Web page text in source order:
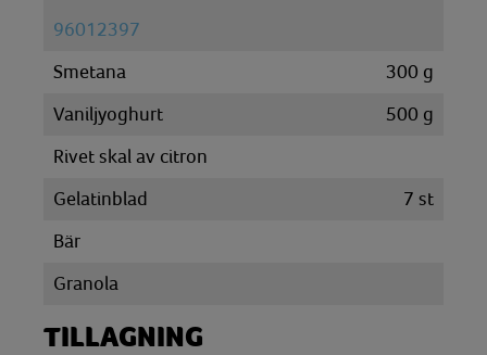
96012397
Smetana 300 g
Vaniljyoghurt
500 g
Rivet skal av citron
Gelatinblad
7 st
Bär
Granola
TILLAGNING